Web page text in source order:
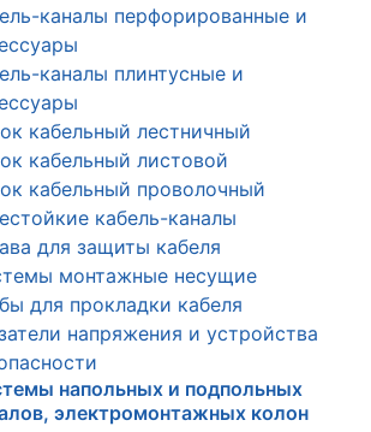
каналы перфорированные и
каналы плинтусные и
кабельный лестничный
кабельный листовой
кабельный проволочный
кабель-каналы
для защиты кабеля
монтажные несущие
для прокладки кабеля
напряжения и устройства
напольных и подпольных
электромонтажных колон